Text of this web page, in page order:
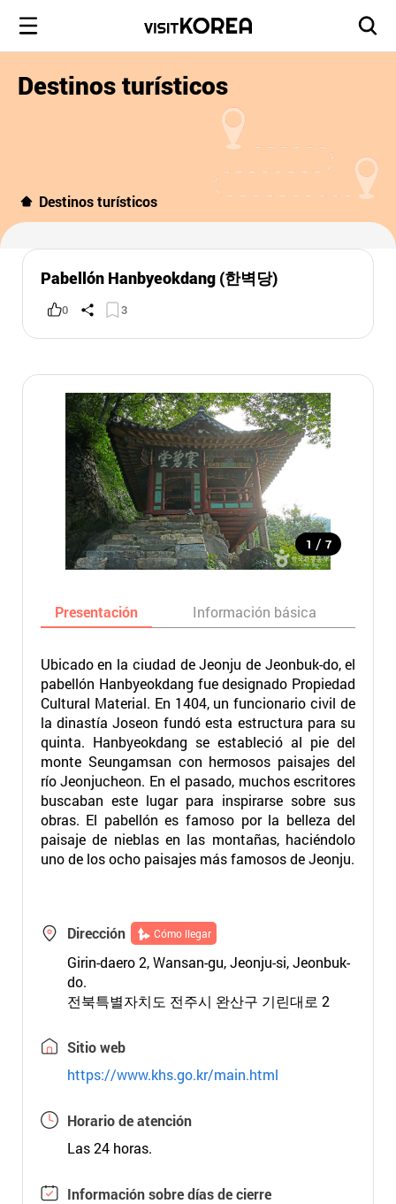
Destinos turísticos
Destinos turísticos
Pabellón Hanbyeokdang (한벽당)
0 3
1 / 7
Presentación Información básica
Ubicado en la ciudad de Jeonju de Jeonbuk-do, el
pabellón Hanbyeokdang fue designado Propiedad
Cultural Material. En 1404, un funcionario civil de
la dinastía Joseon fundó esta estructura para su
quinta. Hanbyeokdang se estableció al pie del
monte Seungamsan con hermosos paisajes del
río Jeonjucheon. En el pasado, muchos escritores
buscaban este lugar para inspirarse sobre sus
obras. El pabellón es famoso por la belleza del
paisaje de nieblas en las montañas, haciéndolo
uno de los ocho paisajes más famosos de Jeonju.
Dirección Cómo llegar
Girin-daero 2, Wansan-gu, Jeonju-si, Jeonbuk-
do.
전북특별자치도 전주시 완산구 기린대로 2
Sitio web
https://www.khs.go.kr/main.html
Horario de atención
Las 24 horas.
Información sobre días de cierre